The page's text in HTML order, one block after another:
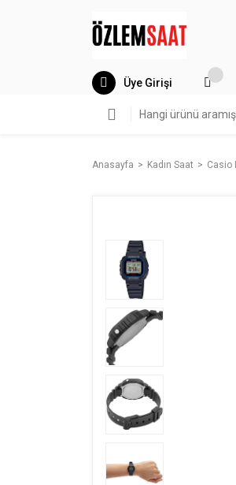
Üye Girişi
Anasayfa Kadın Saat Casio